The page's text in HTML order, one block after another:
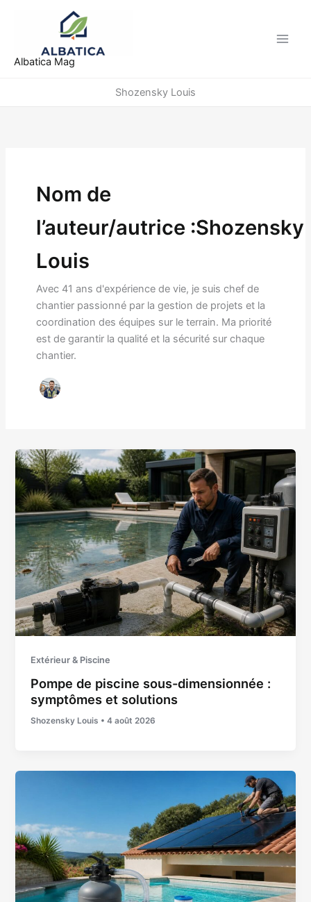
Albatica Mag
Shozensky Louis
Nom de
l’auteur/autrice :Shozensky
Louis
Avec 41 ans d'expérience de vie, je suis chef de
chantier passionné par la gestion de projets et la
coordination des équipes sur le terrain. Ma priorité
est de garantir la qualité et la sécurité sur chaque
chantier.
Extérieur & Piscine
Pompe de piscine sous-dimensionnée :
symptômes et solutions
Shozensky Louis •4 août 2026